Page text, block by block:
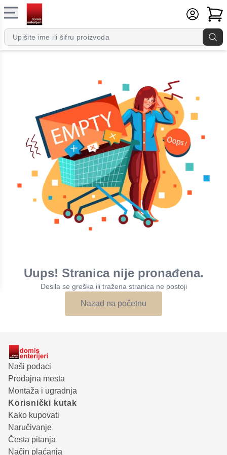
Uups! Stranica nije pronađena.
Desila se greška ili tražena stranica ne postoji
Nazad na početnu
Naši podaci
Prodajna mesta
Montaža i ugradnja
Korisnički kutak
Kako kupovati
Naručivanje
Česta pitanja
Način plaćanja